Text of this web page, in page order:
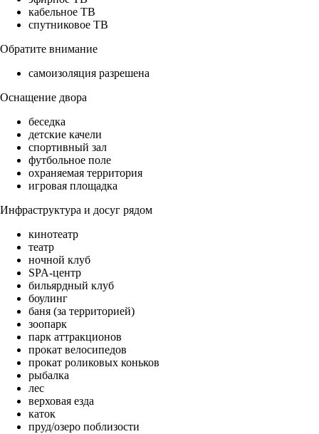
кабельное ТВ
спутниковое ТВ
Обратите внимание
самоизоляция разрешена
Оснащение двора
беседка
детские качели
спортивный зал
футбольное поле
охраняемая территория
игровая площадка
Инфраструктура и досуг рядом
кинотеатр
театр
ночной клуб
SPA-центр
бильярдный клуб
боулинг
баня (за территорией)
зоопарк
парк аттракционов
прокат велосипедов
прокат роликовых коньков
рыбалка
лес
верховая езда
каток
пруд/озеро поблизости